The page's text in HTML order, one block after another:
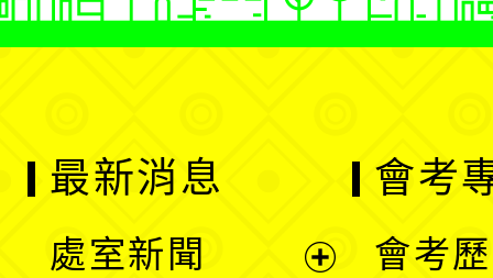
最新消息
處室新聞
會考
會考